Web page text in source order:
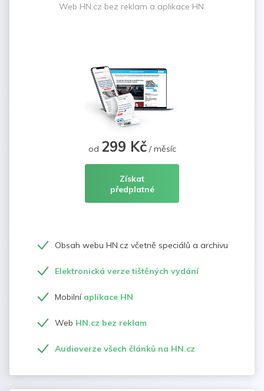
Web HN.cz bez reklam a aplikace HN.
od 299 Kč/ měsíc
Získat
předplatné
Obsah webu HN.cz včetně speciálů a archivu
Elektronická verze tištěných vydání
Mobilní aplikace HN
Web HN.cz bez reklam
Audioverze všech článků na HN.cz